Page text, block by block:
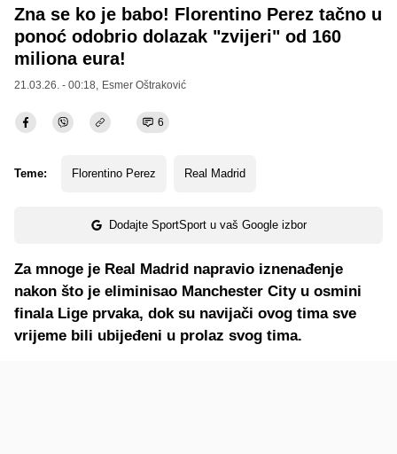
Zna se ko je babo! Florentino Perez tačno u
ponoć odobrio dolazak "zvijeri" od 160
miliona eura!
21.03.26. - 00:18, Esmer Oštraković
6
Teme: Florentino Perez Real Madrid
Dodajte SportSport u vaš Google izbor
Za mnoge je Real Madrid napravio iznenađenje
nakon što je eliminisao Manchester City u osmini
finala Lige prvaka, dok su navijači ovog tima sve
vrijeme bili ubijeđeni u prolaz svog tima.